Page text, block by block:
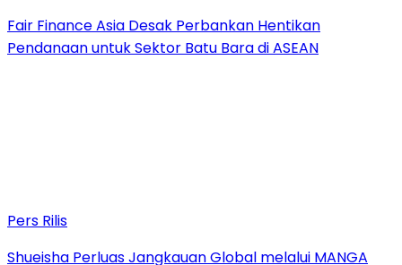
Fair Finance Asia Desak Perbankan Hentikan
Pendanaan untuk Sektor Batu Bara di ASEAN
Pers Rilis
Shueisha Perluas Jangkauan Global melalui MANGA